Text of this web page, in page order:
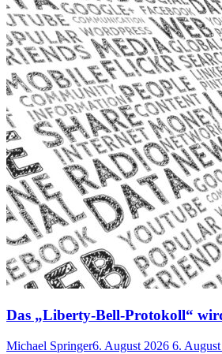
Das „Liberty-Bell-Protokoll“
Michael Springer6. August 2026 6.